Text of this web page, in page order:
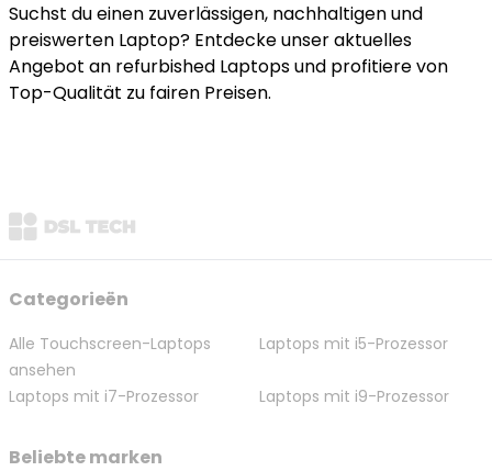
Suchst du einen zuverlässigen, nachhaltigen und
preiswerten Laptop? Entdecke unser aktuelles
Angebot an refurbished Laptops und profitiere von
Top-Qualität zu fairen Preisen.
Categorieën
Alle Touchscreen-Laptops
ansehen
Laptops mit i5-Prozessor
Laptops mit i7-Prozessor Laptops mit i9-Prozessor
Beliebte marken